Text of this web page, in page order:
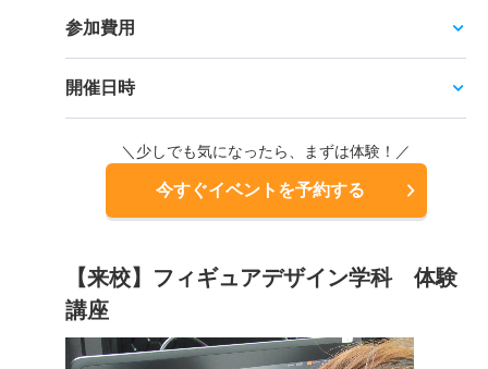
参加費用
開催日時
＼少しでも気になったら、まずは体験！／
今すぐイベントを予約する
【来校】フィギュアデザイン学科 体験
講座